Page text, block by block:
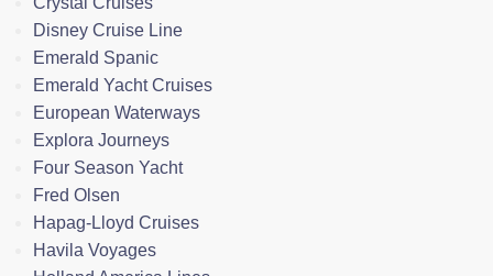
Disney Cruise Line
Emerald Spanic
Emerald Yacht Cruises
European Waterways
Explora Journeys
Four Season Yacht
Fred Olsen
Hapag-Lloyd Cruises
Havila Voyages